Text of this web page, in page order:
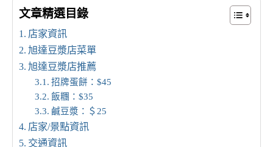
文章精選目錄
店家資訊
旭達豆漿店菜單
旭達豆漿店推薦
招牌蛋餅：$45
飯糰：$35
鹹豆漿：＄25
店家/景點資訊
交通資訊